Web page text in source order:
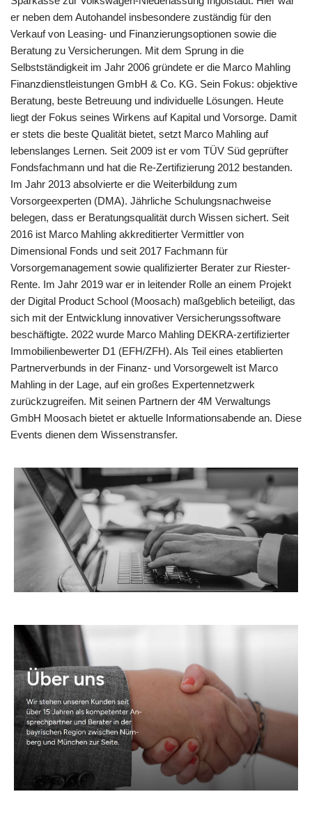
er neben dem Autohandel insbesondere zuständig für den
Verkauf von Leasing- und Finanzierungsoptionen sowie die
Beratung zu Versicherungen. Mit dem Sprung in die
Selbstständigkeit im Jahr 2006 gründete er die Marco Mahling
Finanzdienstleistungen GmbH & Co. KG. Sein Fokus: objektive
Beratung, beste Betreuung und individuelle Lösungen. Heute
liegt der Fokus seines Wirkens auf Kapital und Vorsorge. Damit
er stets die beste Qualität bietet, setzt Marco Mahling auf
lebenslanges Lernen. Seit 2009 ist er vom TÜV Süd geprüfter
Fondsfachmann und hat die Re-Zertifizierung 2012 bestanden.
Im Jahr 2013 absolvierte er die Weiterbildung zum
Vorsorgeexperten (DMA). Jährliche Schulungsnachweise
belegen, dass er Beratungsqualität durch Wissen sichert. Seit
2016 ist Marco Mahling akkreditierter Vermittler von
Dimensional Fonds und seit 2017 Fachmann für
Vorsorgemanagement sowie qualifizierter Berater zur Riester-
Rente. Im Jahr 2019 war er in leitender Rolle an einem Projekt
der Digital Product School (Moosach) maßgeblich beteiligt, das
sich mit der Entwicklung innovativer Versicherungssoftware
beschäftigte. 2022 wurde Marco Mahling DEKRA-zertifizierter
Immobilienbewerter D1 (EFH/ZFH). Als Teil eines etablierten
Partnerverbunds in der Finanz- und Vorsorgewelt ist Marco
Mahling in der Lage, auf ein großes Expertennetzwerk
zurückzugreifen. Mit seinen Partnern der 4M Verwaltungs
GmbH Moosach bietet er aktuelle Informationsabende an. Diese
Events dienen dem Wissenstransfer.